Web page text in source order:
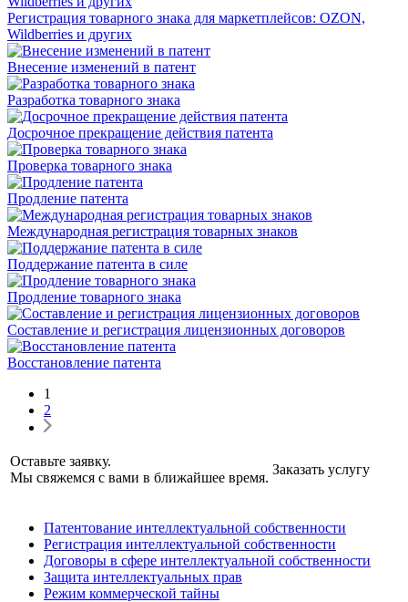
Регистрация товарного знака для маркетплейсов: OZON,
Wildberries и других
Внесение изменений в патент
Разработка товарного знака
Досрочное прекращение действия патента
Проверка товарного знака
Продление патента
Международная регистрация товарных знаков
Поддержание патента в силе
Продление товарного знака
Составление и регистрация лицензионных договоров
Восстановление патента
1
2
Оставьте заявку.
Мы свяжемся с вами в ближайшее время.
Заказать услугу
Патентование интеллектуальной собственности
Регистрация интеллектуальной собственности
Договоры в сфере интеллектуальной собственности
Защита интеллектуальных прав
Режим коммерческой тайны